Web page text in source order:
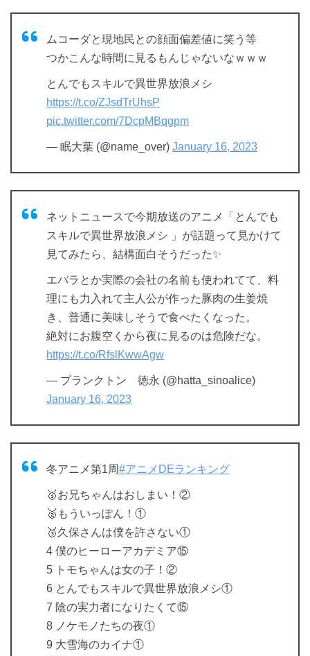
ムコーダと現地民との顔面偏差値に笑う等
つかこんな時間に見るもんじゃないなｗｗｗ
とんでもスキルで異世界放浪メシ
https://t.co/ZJsdTrUhsP
pic.twitter.com/7DcpMBqgpm
— 眠大葉 (@name_over) January 16, 2023
ネットニュースで今期放送のアニメ「とんでも
スキルで異世界放浪メシ 」が話題って見かけて
見てみたら、結構面白そうだった✨
エバラとか実際の会社の名前も使われてて、料
理にも力入れて主人公が作った豚肉の生姜焼
き、普通に美味しそうで食べたくなった。
絶対にお腹空くから夜に見るのは危険だな。
https://t.co/RfslKwwAgw
— プランクトン 徳永 (@hatta_sinoalice)
January 16, 2023
冬アニメ第1周#アニメDEランキング
🥇お兄ちゃんはおしまい！②
🥈もういっぽん！①
🥉久保さんは僕を許さない①
4 僕のヒーローアカデミア⑮
5 トモちゃんは女の子！②
6 とんでもスキルで異世界放浪メシ①
7 陰の実力者になりたくて⑮
8 ノケモノたちの夜①
9 大雪海のカイナ①